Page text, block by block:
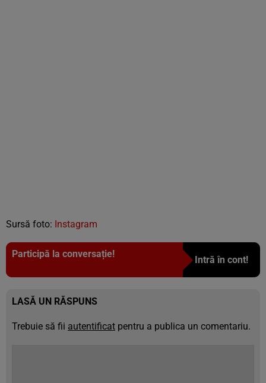
Sursă foto: Instagram
Participă la conversație!
Intră în cont!
LASĂ UN RĂSPUNS
Trebuie să fii autentificat pentru a publica un comentariu.